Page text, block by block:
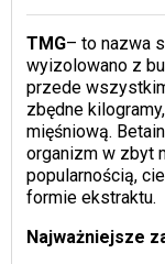
TMG– to nazwa
wyizolowano z
przede
zbędne
mięśniową.
organizm w zbyt
popularnością,
formie ekstraktu.
Najważniejsze